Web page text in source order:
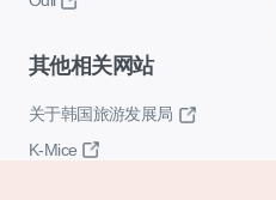
其他相关网站
关于韩国旅游发展局
K-Mice